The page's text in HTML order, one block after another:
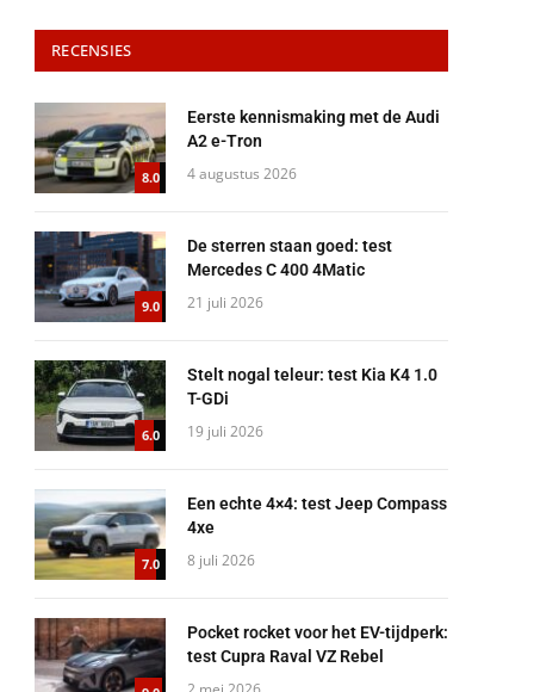
RECENSIES
8.0
Eerste kennismaking met de Audi
A2 e-Tron
4 augustus 2026
9.0
De sterren staan goed: test
Mercedes C 400 4Matic
21 juli 2026
6.0
Stelt nogal teleur: test Kia K4 1.0
T-GDi
19 juli 2026
7.0
Een echte 4×4: test Jeep Compass
4xe
8 juli 2026
Pocket rocket voor het EV-tijdperk:
test Cupra Raval VZ Rebel